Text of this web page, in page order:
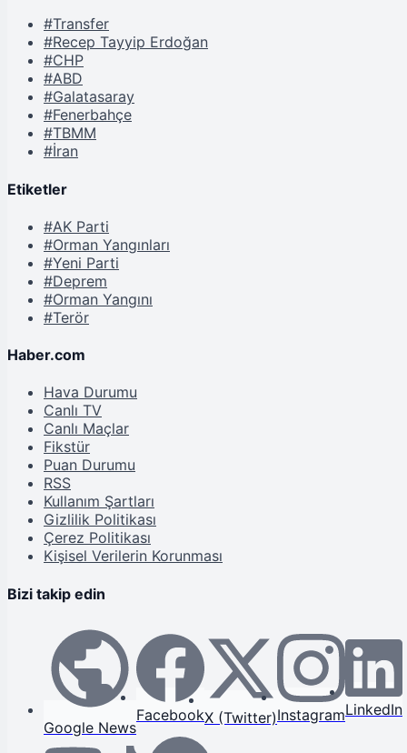
#Transfer
#Recep Tayyip Erdoğan
#CHP
#ABD
#Galatasaray
#Fenerbahçe
#TBMM
#İran
Etiketler
#AK Parti
#Orman Yangınları
#Yeni Parti
#Deprem
#Orman Yangını
#Terör
Haber.com
Hava Durumu
Canlı TV
Canlı Maçlar
Fikstür
Puan Durumu
RSS
Kullanım Şartları
Gizlilik Politikası
Çerez Politikası
Kişisel Verilerin Korunması
Bizi takip edin
Google News
FacebookX (Twitter)InstagramLinkedIn